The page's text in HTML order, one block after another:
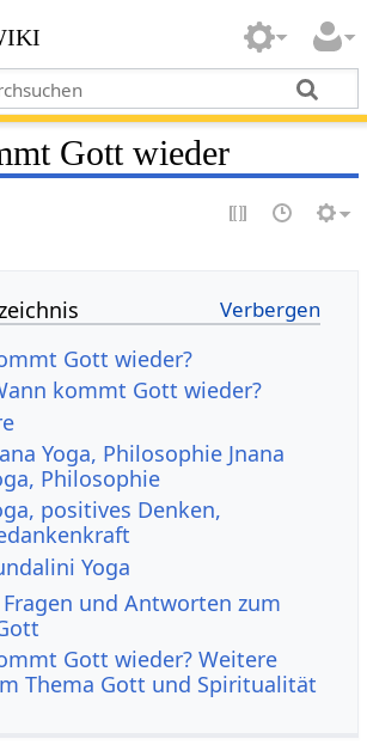
Gott wieder
Gott wieder?
kommt Gott wieder?
Yoga, Philosophie Jnana
Philosophie
positives Denken,
Yoga
und Antworten zum
Gott wieder? Weitere
Thema Gott und Spiritualität